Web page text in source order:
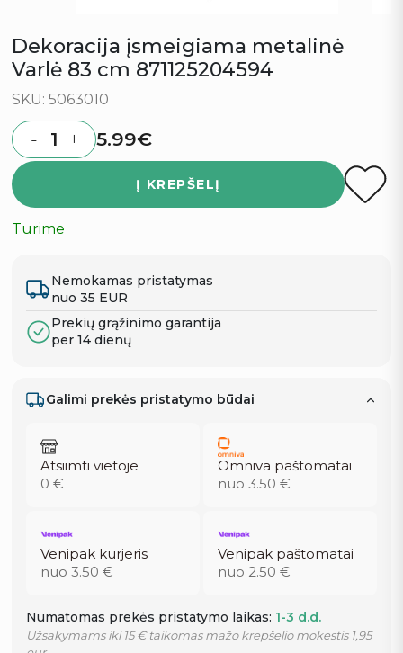
Dekoracija įsmeigiama metalinė
Varlė 83 cm 871125204594
SKU: 5063010
Quantity
- + 5.99€
Į KREPŠELĮ
Turime
Nemokamas pristatymas
nuo 35 EUR
Prekių grąžinimo garantija
per 14 dienų
Galimi prekės pristatymo būdai
Atsiimti vietoje
0 €
Omniva paštomatai
nuo 3.50 €
Venipak kurjeris
nuo 3.50 €
Venipak paštomatai
nuo 2.50 €
Numatomas prekės pristatymo laikas: 1-3 d.d.
Užsakymams iki 15 € taikomas mažo krepšelio mokestis 1,95